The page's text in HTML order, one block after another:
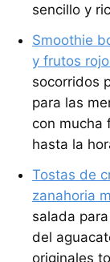
sencillo y
Smoothie
y frutos
socorridos
para las
con mucha
hasta la
Tostas de
zanahoria
salada
del
originales